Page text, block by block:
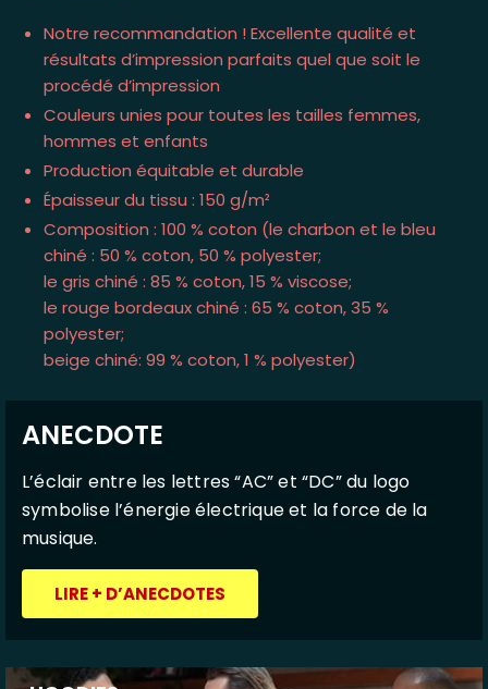
Notre recommandation ! Excellente qualité et
résultats d’impression parfaits quel que soit le
procédé d’impression
Couleurs unies pour toutes les tailles femmes,
hommes et enfants
Production équitable et durable
Épaisseur du tissu : 150 g/m²
Composition : 100 % coton (le charbon et le bleu
chiné : 50 % coton, 50 % polyester;
le gris chiné : 85 % coton, 15 % viscose;
le rouge bordeaux chiné : 65 % coton, 35 %
polyester;
beige chiné: 99 % coton, 1 % polyester)
ANECDOTE
L’éclair entre les lettres “AC” et “DC” du logo
symbolise l’énergie électrique et la force de la
musique.
LIRE + D’ANECDOTES